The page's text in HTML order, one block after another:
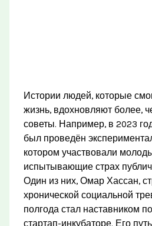
Истории людей, которые
жизнь, вдохновляют более,
советы. Например, в 2023
был проведён
котором участвовали
испытывающие страх
Один из них, Омар Хассан,
хронической социальной
полгода стал наставником
стартап-инкубаторе. Его